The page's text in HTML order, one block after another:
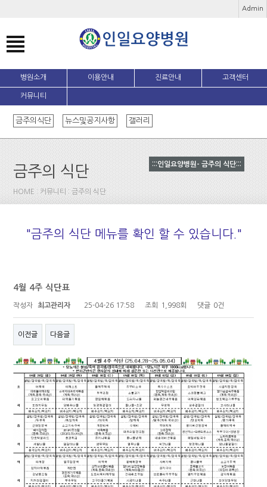
Admin
병원소개 이용안내 진료안내 고객센터
커뮤니티
금주의식단 뉴스및공지사항 갤러리
금주의 식단
HOME : 커뮤니티 : 금주의 식단
"금주의 식단 메뉴를 확인 할 수 있습니다."
:::인일요양병원- 금주의 식단:::
4월 4주 식단표
작성자 최고관리자 25-04-26 17:58 조회 1,998회 댓글 0건
이전글 다음글